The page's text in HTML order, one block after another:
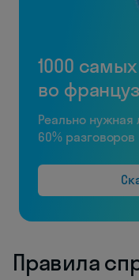
1000
во
Реально нужная
60%
Правила